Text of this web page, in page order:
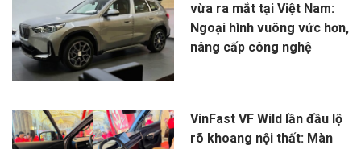
vừa ra mắt tại Việt Nam:
Ngoại hình vuông vức hơn,
nâng cấp công nghệ
VinFast VF Wild lần đầu lộ
rõ khoang nội thất: Màn